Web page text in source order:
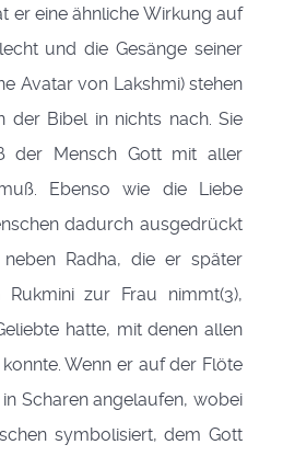
er eine ähnliche Wirkung auf
und die Gesänge seiner
Avatar von Lakshmi) stehen
der Bibel in nichts nach. Sie
der Mensch Gott mit aller
Ebenso wie die Liebe
dadurch ausgedrückt
Radha, die er später
zur Frau nimmt(3),
hatte, mit denen allen
Wenn er auf der Flöte
Scharen angelaufen, wobei
symbolisiert, dem Gott